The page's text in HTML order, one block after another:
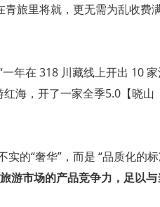
青旅里将就，更无需为乱收费
年在 318 川藏线上开出 10
海，开了一家全季5.0【晓山
的“奢华”，而是 “品质化的
旅游市场的产品竞争力，足以